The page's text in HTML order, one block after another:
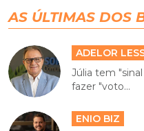
AS ÚLTIMAS DOS
ADELOR
Júlia tem
fazer "voto...
ENIO BIZ